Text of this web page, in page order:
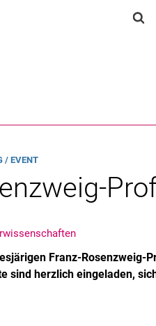
Springe direkt zu: Inhalt
Springe direkt zu: Suche
Springe direkt zu:
/ EVENT
Franz-Rosenzweig-
sind herzlich eingeladen,